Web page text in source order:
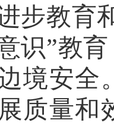
步教育
识”教
境安全
质量和